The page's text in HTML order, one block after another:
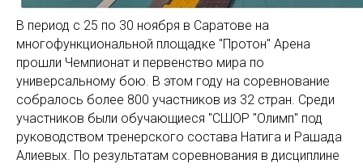
В период с 25 по 30 ноября в Саратове на
многофункциональной площадке "Протон" Арена
прошли Чемпионат и первенство мира по
универсальному бою. В этом году на соревнование
собралось более 800 участников из 32 стран. Среди
участников были обучающиеся "СШОР "Олимп" под
руководством тренерского состава Натига и Рашада
Алиевых. По результатам соревнования в дисциплине